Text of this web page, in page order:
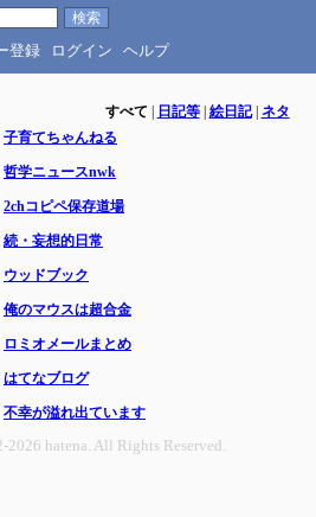
登録 ログイン ヘルプ
すべて | 日記等| 絵日記| ネタ
子育てちゃんねる
哲学ニュースnwk
2chコピペ保存道場
続・妄想的日常
ウッドブック
俺のマウスは超合金
ロミオメールまとめ
はてなブログ
不幸が溢れ出ています
hatena. All Rights Reserved.